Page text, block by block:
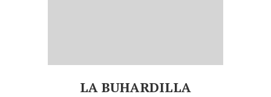
LA BUHARDILLA